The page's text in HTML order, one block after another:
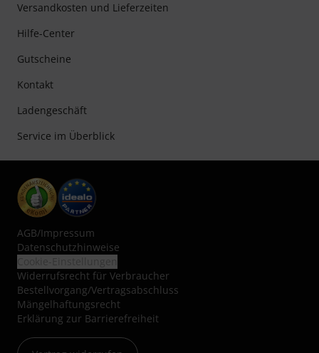
Versandkosten und Lieferzeiten
Hilfe-Center
Gutscheine
Kontakt
Ladengeschäft
Service im Überblick
AGB/Impressum
Datenschutzhinweise
Widerrufsrecht für Verbraucher
Bestellvorgang/Vertragsabschluss
Mängelhaftungsrecht
Erklärung zur Barrierefreiheit